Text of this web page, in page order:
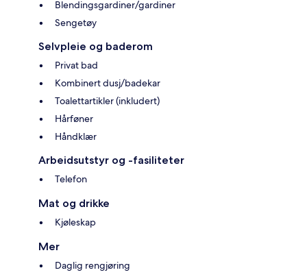
Blendingsgardiner/gardiner
Sengetøy
Selvpleie og baderom
Privat bad
Kombinert dusj/badekar
Toalettartikler (inkludert)
Hårføner
Håndklær
Arbeidsutstyr og -fasiliteter
Telefon
Mat og drikke
Kjøleskap
Mer
Daglig rengjøring